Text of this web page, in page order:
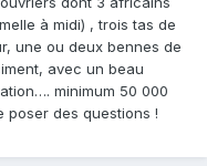
à midi) , trois tas de
une ou deux bennes de
avec un beau
minimum 50 000
poser des questions !